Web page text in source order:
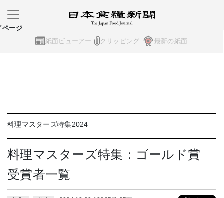
紙面ビューアー クリッピング 最新の紙面
ページ
料理マスターズ特集2024
料理マスターズ特集：ゴールド賞
受賞者一覧